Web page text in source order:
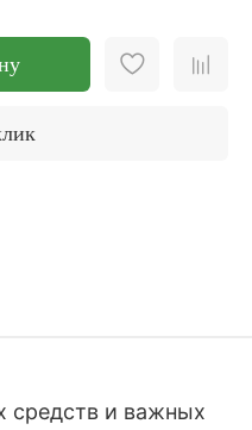
средств и важных